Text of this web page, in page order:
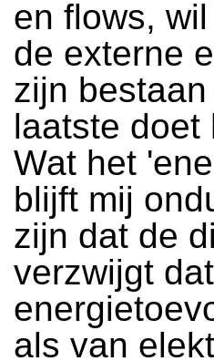
en flows,
de externe
zijn
laatste doet
Wat het
blijft mij
zijn dat de
verzwijgt
als van